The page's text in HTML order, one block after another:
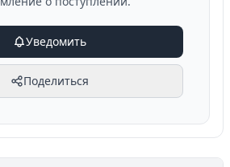
Уведомить
Поделиться